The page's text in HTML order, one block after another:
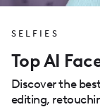
SELFIES
Top AI
Discover the
editing,